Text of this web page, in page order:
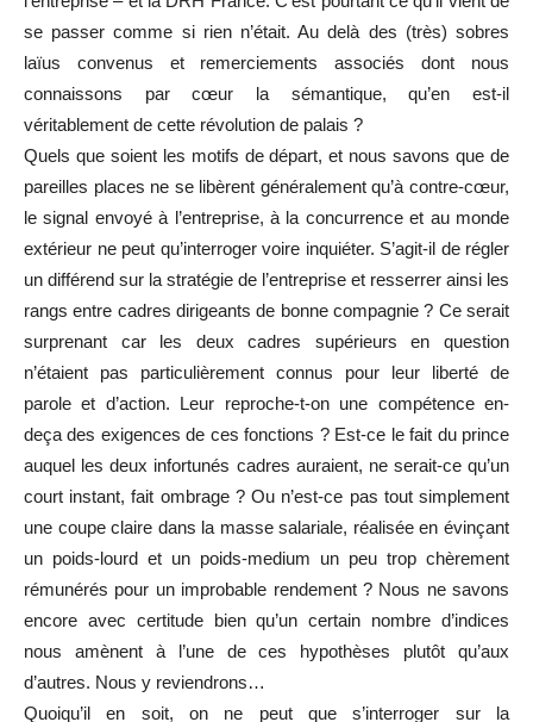
se passer comme si rien n’était. Au delà des (très) sobres
laïus convenus et remerciements associés dont nous
connaissons par cœur la sémantique, qu’en est-il
véritablement de cette révolution de palais ?
Quels que soient les motifs de départ, et nous savons que de
pareilles places ne se libèrent généralement qu’à contre-cœur,
le signal envoyé à l’entreprise, à la concurrence et au monde
extérieur ne peut qu’interroger voire inquiéter. S’agit-il de régler
un différend sur la stratégie de l’entreprise et resserrer ainsi les
rangs entre cadres dirigeants de bonne compagnie ? Ce serait
surprenant car les deux cadres supérieurs en question
n’étaient pas particulièrement connus pour leur liberté de
parole et d’action. Leur reproche-t-on une compétence en-
deça des exigences de ces fonctions ? Est-ce le fait du prince
auquel les deux infortunés cadres auraient, ne serait-ce qu’un
court instant, fait ombrage ? Ou n’est-ce pas tout simplement
une coupe claire dans la masse salariale, réalisée en évinçant
un poids-lourd et un poids-medium un peu trop chèrement
rémunérés pour un improbable rendement ? Nous ne savons
encore avec certitude bien qu’un certain nombre d’indices
nous amènent à l’une de ces hypothèses plutôt qu’aux
d’autres. Nous y reviendrons…
Quoiqu’il en soit, on ne peut que s’interroger sur la